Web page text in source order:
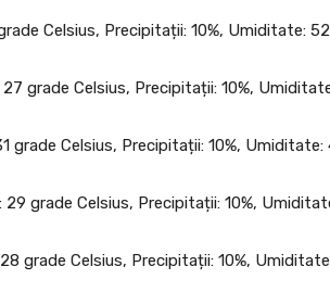
Celsius, Precipitații: 10%, Umiditate:
27 grade Celsius, Precipitații: 10%,
grade Celsius, Precipitații: 10%,
29 grade Celsius, Precipitații: 10%,
grade Celsius, Precipitații: 10%,